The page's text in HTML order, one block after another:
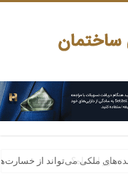
ملکی می‌تواند از